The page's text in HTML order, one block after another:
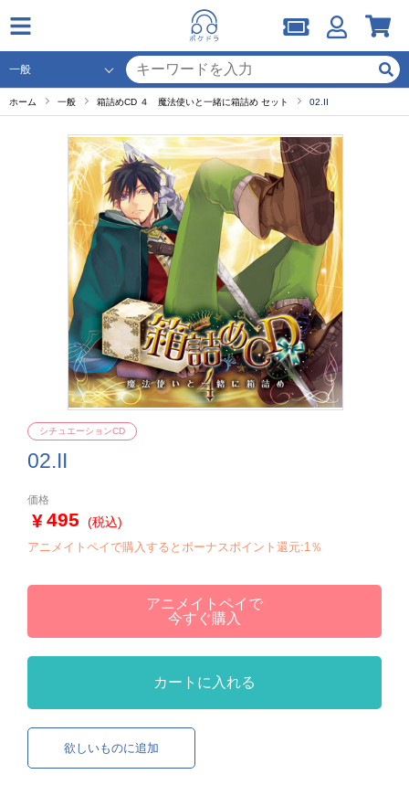
ホーム 一般 箱詰めCD ４ 魔法使いと一緒に箱詰め セット 02.II
02.II
シチュエーションCD
価格
495 (税込)
アニメイトペイで購入するとボーナスポイント還元:1％
アニメイトペイで
今すぐ購入
カートに入れる
欲しいものに追加